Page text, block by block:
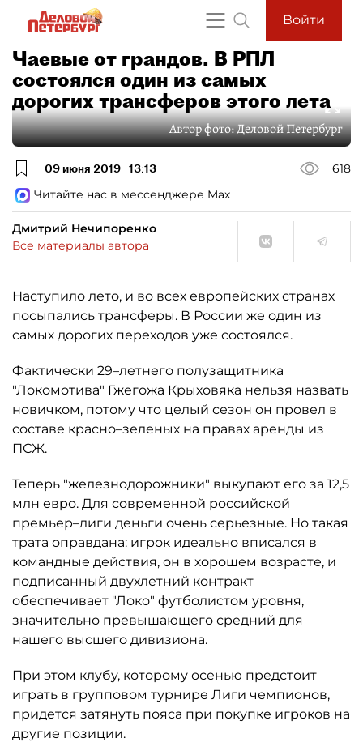
Войти
Чаевые от грандов. В РПЛ
состоялся один из самых
дорогих трансферов этого лета
Автор фото:Деловой Петербург
09 июня 2019 13:13
618
Читайте нас в мессенджере Max
Дмитрий Нечипоренко
Все материалы автора
Наступило лето, и во всех европейских странах
посыпались трансферы. В России же один из
самых дорогих переходов уже состоялся.
Фактически 29–летнего полузащитника
"Локомотива" Гжегожа Крыховяка нельзя назвать
новичком, потому что целый сезон он провел в
составе красно–зеленых на правах аренды из
ПСЖ.
Теперь "железнодорожники" выкупают его за 12,5
млн евро. Для современной российской
премьер–лиги деньги очень серьезные. Но такая
трата оправдана: игрок идеально вписался в
командные действия, он в хорошем возрасте, и
подписанный двухлетний контракт
обеспечивает "Локо" футболистом уровня,
значительно превышающего средний для
нашего высшего дивизиона.
При этом клубу, которому осенью предстоит
играть в групповом турнире Лиги чемпионов,
придется затянуть пояса при покупке игроков на
другие позиции.